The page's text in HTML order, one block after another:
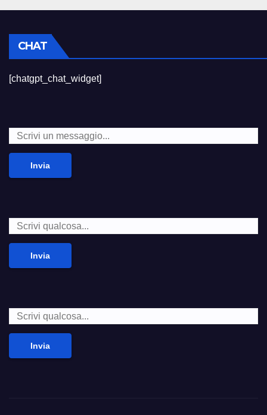
CHAT
[chatgpt_chat_widget]
Invia
Invia
Invia